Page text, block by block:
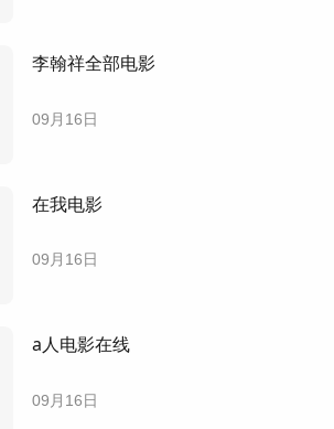
李翰祥全部电影
09月16日
在我电影
09月16日
a人电影在线
09月16日